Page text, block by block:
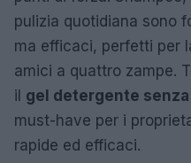
pulizia quotidiana sono
ma efficaci, perfetti per
amici a quattro zampe.
il gel detergente
must-have per i
rapide ed efficaci.